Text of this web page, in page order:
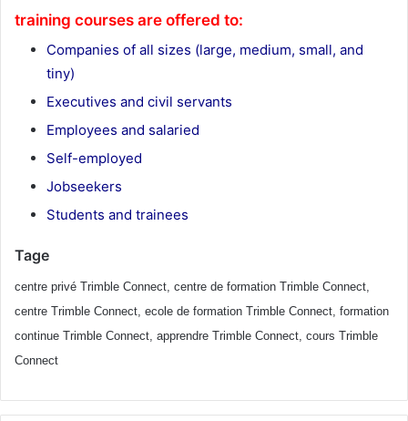
training courses are offered to:
Companies of all sizes (large, medium, small, and
tiny)
Executives and civil servants
Employees and salaried
Self-employed
Jobseekers
Students and trainees
Tage
centre privé Trimble Connect, centre de formation Trimble Connect,
centre Trimble Connect, ecole de formation Trimble Connect, formation
continue Trimble Connect, apprendre Trimble Connect, cours Trimble
Connect